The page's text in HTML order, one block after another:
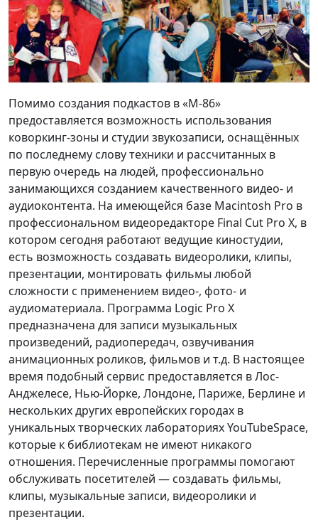
Помимо создания подкастов в «М-86»
предоставляется возможность использования
коворкинг-зоны и студии звукозаписи, оснащённых
по последнему слову техники и рассчитанных в
первую очередь на людей, профессионально
занимающихся созданием качественного видео- и
аудиоконтента. На имеющейся базе Macintosh Pro в
профессиональном видеоредакторе Final Cut Pro X, в
котором сегодня работают ведущие киностудии,
есть возможность создавать видеоролики, клипы,
презентации, монтировать фильмы любой
сложности с применением видео-, фото- и
аудиоматериала. Программа Logic Pro X
предназначена для записи музыкальных
произведений, радиопередач, озвучивания
анимационных роликов, фильмов и т.д. В настоящее
время подобный сервис предоставляется в Лос-
Анджелесе, Нью-Йорке, Лондоне, Париже, Берлине и
нескольких других европейских городах в
уникальных творческих лабораториях YouTubeSpace,
которые к библиотекам не имеют никакого
отношения. Перечисленные программы помогают
обслуживать посетителей — создавать фильмы,
клипы, музыкальные записи, видеоролики и
презентации.